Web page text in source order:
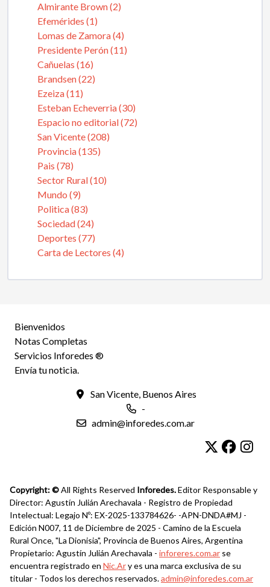
Almirante Brown (2)
Efemérides (1)
Lomas de Zamora (4)
Presidente Perón (11)
Cañuelas (16)
Brandsen (22)
Ezeiza (11)
Esteban Echeverria (30)
Espacio no editorial (72)
San Vicente (208)
Provincia (135)
Pais (78)
Sector Rural (10)
Mundo (9)
Politica (83)
Sociedad (24)
Deportes (77)
Carta de Lectores (4)
Bienvenidos
Notas Completas
Servicios Inforedes ®
Envía tu noticia.
San Vicente, Buenos Aires
-
admin@inforedes.com.ar
Copyright: ©All Rights Reserved Inforedes.Editor Responsable y
Director: Agustín Julián Arechavala - Registro de Propiedad
Intelectual: Legajo Nº: EX-2025-133784626- -APN-DNDA#MJ -
Edición N007, 11 de Diciembre de 2025 - Camino de la Escuela
Rural Once, "La Dionisia", Provincia de Buenos Aires, Argentina
Propietario: Agustín Julián Arechavala - inforeres.com.ar se
encuentra registrado en Nic.Ary es una marca exclusiva de su
titular - Todos los derechos reservados.admin@inforedes.com.ar